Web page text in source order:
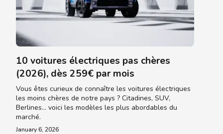
10 voitures électriques pas chères
(2026), dès 259€ par mois
Vous êtes curieux de connaître les voitures électriques
les moins chères de notre pays ? Citadines, SUV,
Berlines... voici les modèles les plus abordables du
marché.
January 6, 2026